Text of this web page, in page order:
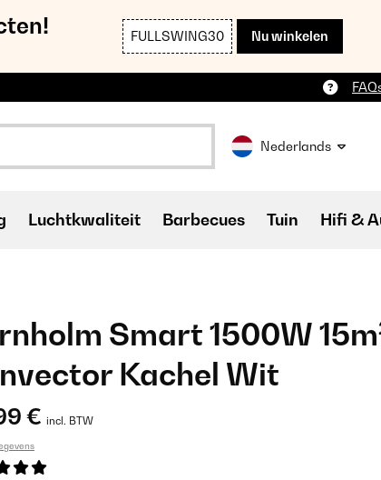
FULLSWING30 Nu winkelen
Nederlands
Luchtkwaliteit Barbecues Tuin Hifi &
Smart 1500W
Kachel Wit
€ incl. BTW